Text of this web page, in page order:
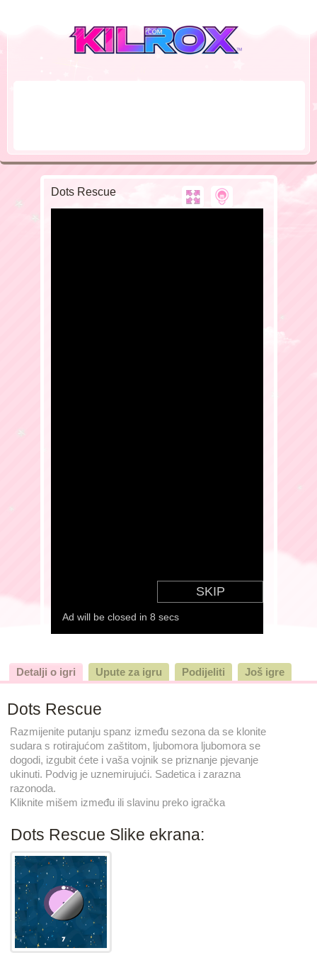
Dots Rescue
Detalji o igri Upute za igru Podijeliti Još igre
Dots Rescue
Razmijenite putanju spanz između sezona da se klonite
sudara s rotirajućom zaštitom, ljubomora ljubomora se
dogodi, izgubit ćete i vaša vojnik se priznanje pjevanje
ukinuti. Podvig je uznemirujući. Sadetica i zarazna
razonoda.
Kliknite mišem između ili slavinu preko igračka
Dots Rescue Slike ekrana: